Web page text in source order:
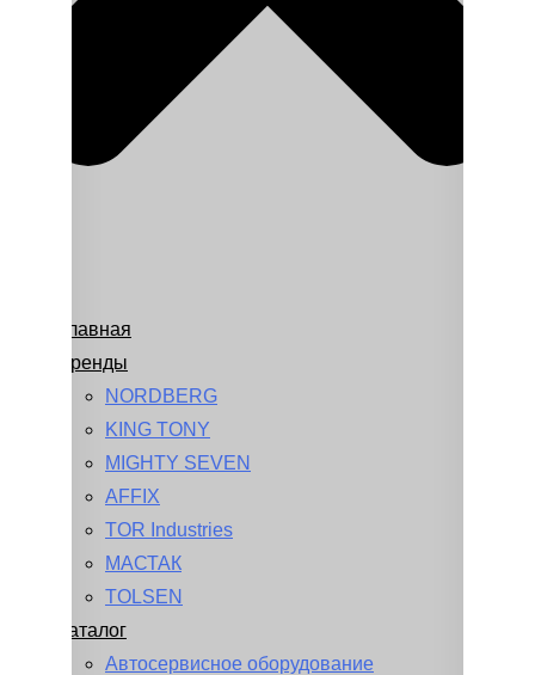
Главная
Бренды
NORDBERG
KING TONY
MIGHTY SEVEN
AFFIX
TOR Industries
МАСТАК
TOLSEN
Каталог
Автосервисное оборудование